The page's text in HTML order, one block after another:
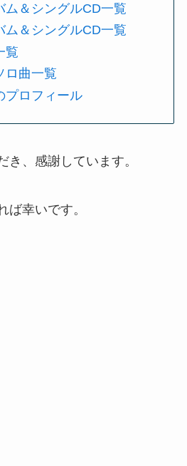
ム＆シングルCD一覧
ム＆シングルCD一覧
覧
ロ曲一覧
プロフィール
き、感謝しています。
ば幸いです。